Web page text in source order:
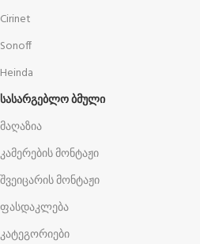
Cirinet
Sonoff
Heinda
ᲡᲐᲡᲐᲠᲒᲔᲑᲚᲝ ᲑᲛᲣᲚᲘ
მაღაზია
კამერების მონტაჟი
შვეიცარის მონტაჟი
ფასდაკლება
კატეგორიები